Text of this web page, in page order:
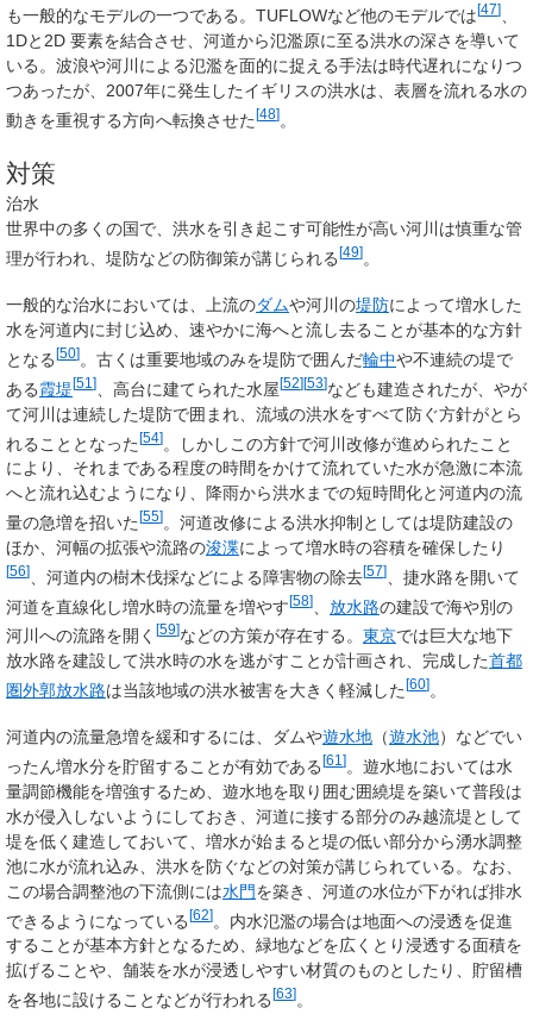
も一般的なモデルの一つである。TUFLOWなど他のモデルでは[47]
1Dと2D 要素を結合させ、河道から氾濫原に至る洪水の深さを導いて
いる。波浪や河川による氾濫を面的に捉える手法は時代遅れになりつ
つあったが、2007年に発生したイギリスの洪水は、表層を流れる水の
動きを重視する方向へ転換させた[48]。
対策
治水
世界中の多くの国で、洪水を引き起こす可能性が高い河川は慎重な管
理が行われ、堤防などの防御策が講じられる[49]。
一般的な治水においては、上流のダムや河川の堤防によって増水した
水を河道内に封じ込め、速やかに海へと流し去ることが基本的な方針
となる [50] 。古くは重要地域のみを堤防で囲んだ輪中や不連続の堤で
ある霞堤[51 ] 、高台に建てられた水屋[52][53]なども建造されたが、やが
て河川は連続した堤防で囲まれ、流域の洪水をすべて防ぐ方針がとら
れることとなった[54]。しかしこの方針で河川改修が進められたこと
により、それまである程度の時間をかけて流れていた水が急激に本流
へと流れ込むようになり、降雨から洪水までの短時間化と河道内の流
量の急増を招いた [55] 。河道改修による洪水抑制としては堤防建設の
ほか、河幅の拡張や流路の浚渫によって増水時の容積を確保したり
[56] 、河道内の樹木伐採などによる障害物の除去[57]
、捷水路を開いて
河道を直線化し増水時の流量を増やす[58] 放水路の建設で海や別の
河川への流路を開く [59]などの方策が存在する。 東京では巨大な地下
放水路を建設して洪水時の水を逃がすことが計画され、完成した首都
圏外郭放水路は当該地域の洪水被害を大きく軽減した[60]。
河道内の流量急増を緩和するには、ダムや遊水地 （遊水池）などでい
ったん増水分を貯留することが有効である [61 ] 。遊水地においては水
量調節機能を増強するため、遊水地を取り囲む囲繞堤を築いて普段は
水が侵入しないようにしておき、河道に接する部分のみ越流堤として
堤を低く建造しておいて、増水が始まると堤の低い部分から湧水調整
池に水が流れ込み、洪水を防ぐなどの対策が講じられている。なお、
この場合調整池の下流側には水門を築き、河道の水位が下がれば排水
できるようになっている[62]。内水氾濫の場合は地面への浸透を促進
することが基本方針となるため、緑地などを広くとり浸透する面積を
拡げることや、舗装を水が浸透しやすい材質のものとしたり、貯留槽
を各地に設けることなどが行われる [63] 。